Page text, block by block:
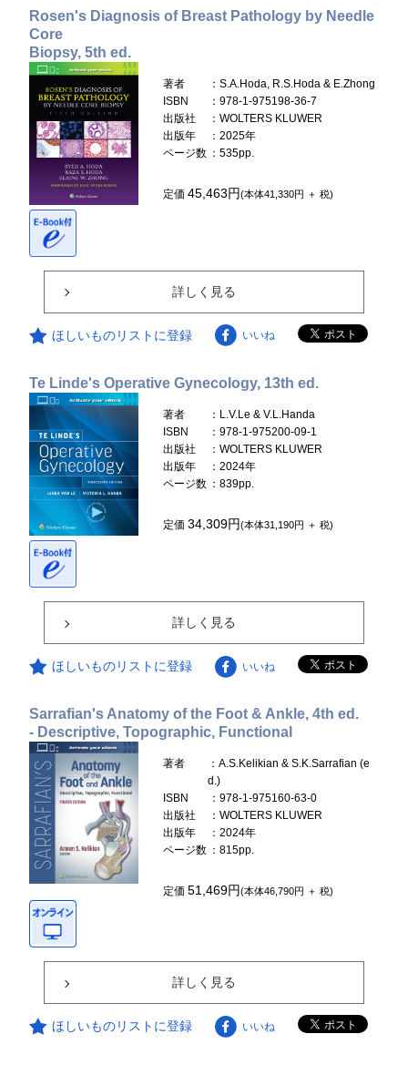
Rosen's Diagnosis of Breast Pathology by Needle
Core
Biopsy, 5th ed.
著者
：S.A.Hoda, R.S.Hoda & E.Zhong
ISBN
：978-1-975198-36-7
出版社
：WOLTERS KLUWER
出版年
：2025年
ページ数 ：535pp.
定価45,463円(本体41,330円 ＋ 税)
詳しく見る
ほしいものリストに登録 いいね
Te Linde's Operative Gynecology, 13th ed.
著者
：L.V.Le & V.L.Handa
ISBN
：978-1-975200-09-1
出版社
：WOLTERS KLUWER
出版年
：2024年
ページ数 ：839pp.
定価34,309円(本体31,190円 ＋ 税)
詳しく見る
ほしいものリストに登録 いいね
Sarrafian's Anatomy of the Foot & Ankle, 4th ed.
- Descriptive, Topographic, Functional
著者
：A.S.Kelikian & S.K.Sarrafian (e
d.)
ISBN
：978-1-975160-63-0
出版社
：WOLTERS KLUWER
出版年
：2024年
ページ数 ：815pp.
定価51,469円(本体46,790円 ＋ 税)
詳しく見る
ほしいものリストに登録 いいね